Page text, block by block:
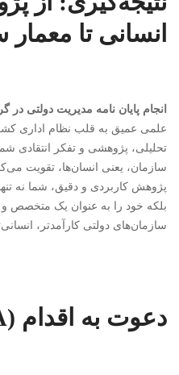
انسانی تا
انجام پایان نامه مدیریت دولتی در
علمی عمیق به قلب نظام اداری
تحلیلی، پژوهشی و تفکر انتقادی
سازمان، یعنی انسان‌ها، تقویت
پژوهش کاربردی و دقیق، شما نه
بلکه خود را به عنوان یک متخصص
سازمان‌های دولتی کارآمدتر،
دعوت به اقدام (CTA)